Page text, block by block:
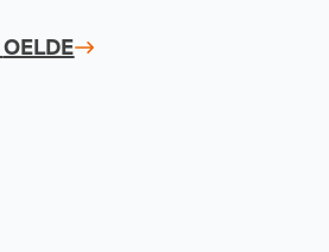
OELDE